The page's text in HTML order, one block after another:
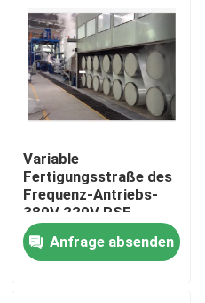
Fabrik-Ausflug
Qualitätskontrolle
Nachrichten
Fordern Sie ein Zitat
Variable
Fertigungsstraße des
Frequenz-Antriebs-
380V 220V PSF
Anfrage absenden